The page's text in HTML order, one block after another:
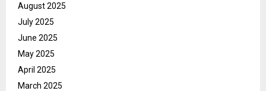
August 2025
July 2025
June 2025
May 2025
April 2025
March 2025